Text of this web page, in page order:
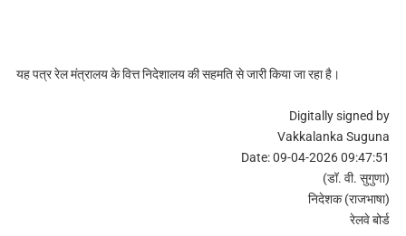
यह पत्र रेल मंत्रालय के वित्त निदेशालय की सहमति से जारी किया जा रहा है।
Digitally signed by
Vakkalanka Suguna
Date: 09-04-2026 09:47:51
(डॉ. वी. सुगुणा)
निदेशक (राजभाषा)
रेलवे बोर्ड